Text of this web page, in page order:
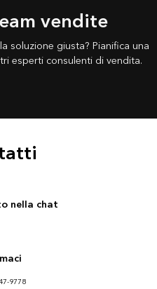
vendite
soluzione giusta? Pianifica una
esperti consulenti di vendita.
nella chat
9778